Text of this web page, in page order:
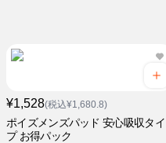
¥1,528(税込¥1,680.8)
ポイズメンズパッド 安心吸収タイ
プ お得パック